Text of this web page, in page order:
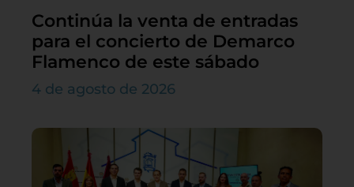
Continúa la venta de entradas
para el concierto de Demarco
Flamenco de este sábado
4 de agosto de 2026